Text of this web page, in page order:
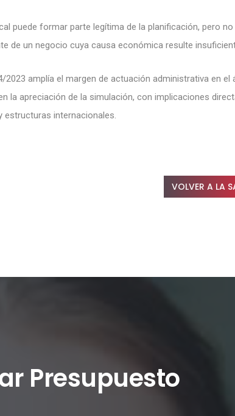
puede formar parte legítima de la planificación, pero
de un negocio cuya causa económica resulte
2023 amplía el margen de actuación administrativa en
la apreciación de la simulación, con implicaciones
estructuras internacionales.
VOLVER A LA
Presupuesto